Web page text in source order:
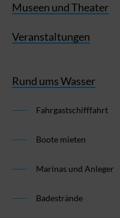
Museen und Theater
Veranstaltungen
Rund ums Wasser
Fahrgastschifffahrt
Boote mieten
Marinas und Anleger
Badestrände